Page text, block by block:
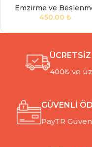
Emzirme ve
450.00 ₺
400₺ ve
GÜVENLİ
PayTR